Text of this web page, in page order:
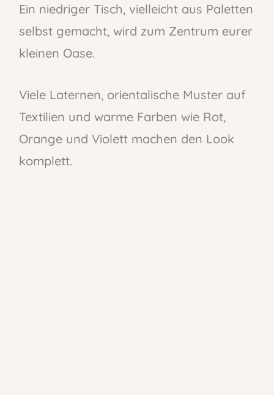
Ein niedriger Tisch, vielleicht aus Paletten
selbst gemacht, wird zum Zentrum eurer
kleinen Oase.
Viele Laternen, orientalische Muster auf
Textilien und warme Farben wie Rot,
Orange und Violett machen den Look
komplett.